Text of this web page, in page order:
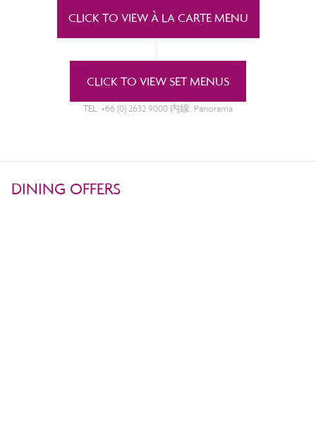
CLICK TO VIEW À LA CARTE MENU
CLICK TO VIEW SET MENUS
TEL: +66 (0) 2632 9000 内線: Panorama
DINING OFFERS